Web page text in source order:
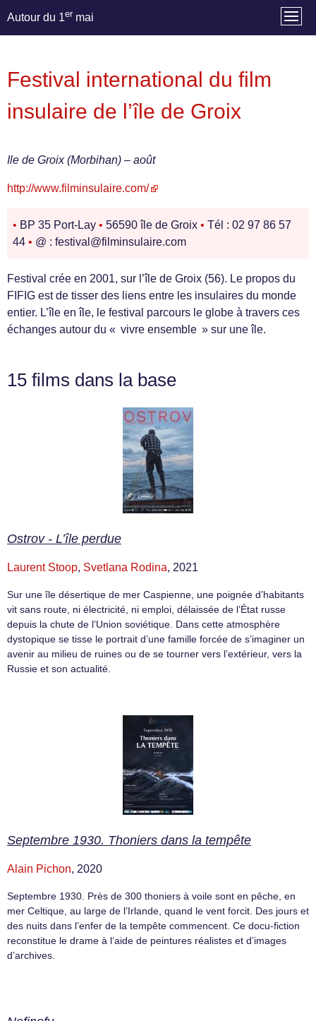
Autour du 1er mai
Festival international du film
insulaire de l’île de Groix
Ile de Groix (Morbihan) – août
http://www.filminsulaire.com/
• BP 35 Port-Lay • 56590 île de Groix • Tél : 02 97 86 57
44 • @ : festival@filminsulaire.com
Festival crée en 2001, sur l’île de Groix (56). Le propos du
FIFIG est de tisser des liens entre les insulaires du monde
entier. L’île en île, le festival parcours le globe à travers ces
échanges autour du « vivre ensemble » sur une île.
15 films dans la base
Ostrov - L’île perdue
Laurent Stoop, Svetlana Rodina, 2021
Sur une île désertique de mer Caspienne, une poignée d’habitants
vit sans route, ni électricité, ni emploi, délaissée de l’État russe
depuis la chute de l’Union soviétique. Dans cette atmosphère
dystopique se tisse le portrait d’une famille forcée de s’imaginer un
avenir au milieu de ruines ou de se tourner vers l’extérieur, vers la
Russie et son actualité.
Septembre 1930. Thoniers dans la tempête
Alain Pichon, 2020
Septembre 1930. Près de 300 thoniers à voile sont en pêche, en
mer Celtique, au large de l’Irlande, quand le vent forcit. Des jours et
des nuits dans l’enfer de la tempête commencent. Ce docu-fiction
reconstitue le drame à l’aide de peintures réalistes et d’images
d’archives.